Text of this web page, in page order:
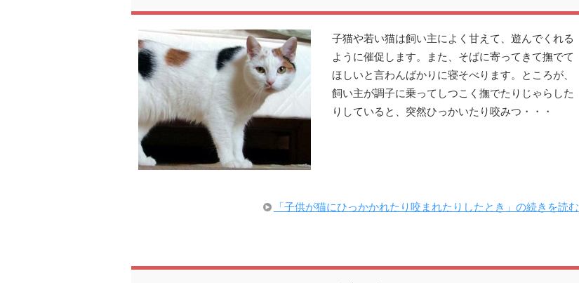
子猫や若い猫は飼い主によく甘えて、遊んでくれる
ように催促します。また、そばに寄ってきて撫でて
ほしいと言わんばかりに寝そべります。ところが、
飼い主が調子に乗ってしつこく撫でたりじゃらした
りしていると、突然ひっかいたり咬みつ・・・
「子供が猫にひっかかれたり咬まれたりしたとき」の続きを読む